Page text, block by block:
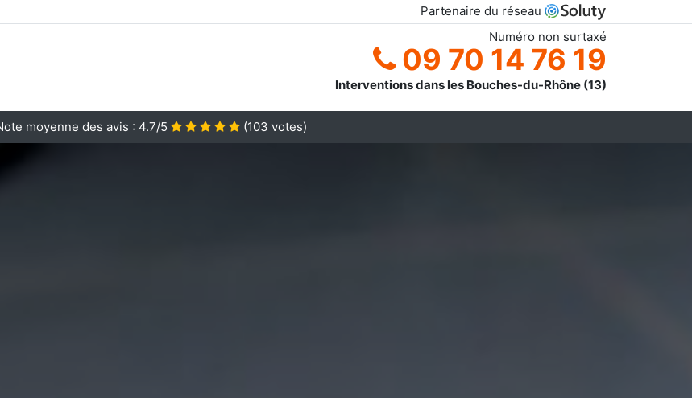
Partenaire du réseau
Numéro non surtaxé
09 70 14 76 19
Interventions dans les Bouches-du-Rhône (13)
moyenne des avis : 4.7/5 (103 votes)